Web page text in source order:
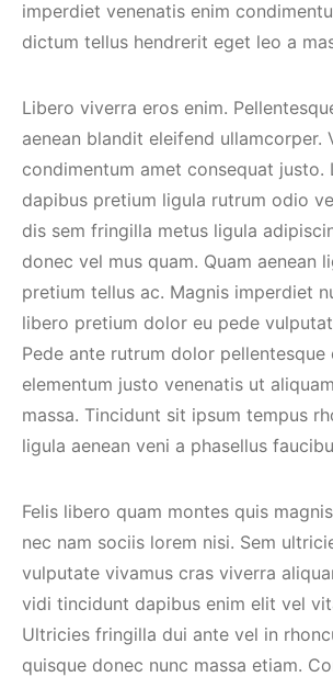
imperdiet venenatis enim
dictum tellus hendrerit eget leo a
Libero viverra eros enim.
aenean blandit eleifend ullamcorper.
condimentum amet consequat justo.
dapibus pretium ligula rutrum odio
dis sem fringilla metus ligula
donec vel mus quam. Quam aenean
pretium tellus ac. Magnis imperdiet
libero pretium dolor eu pede
Pede ante rutrum dolor pellentesque
elementum justo venenatis ut
massa. Tincidunt sit ipsum tempus
ligula aenean veni a phasellus
Felis libero quam montes quis
nec nam sociis lorem nisi. Sem
vulputate vivamus cras viverra
vidi tincidunt dapibus enim elit vel
Ultricies fringilla dui ante vel in
quisque donec nunc massa etiam.